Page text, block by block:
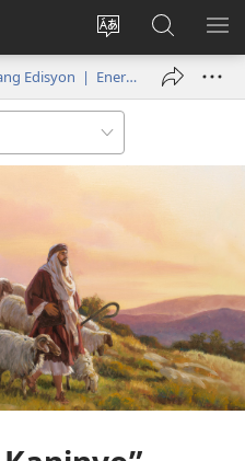
Ilisi
pinulongan
sa
site
Log
(mo-
open
ug
ong
window)
Pangitaa
sa
JW.ORG
Ang Bantayanang Torre—Tun-anang Edisyon | Enero 2016